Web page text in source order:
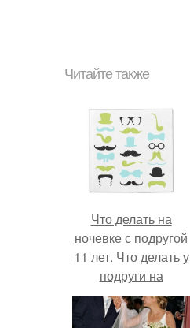
Читайте также
Что делать на
ночевке с подругой
11 лет. Что делать у
подруги на
ночёвке?